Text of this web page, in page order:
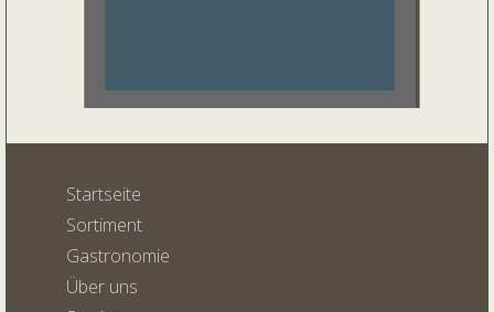
Startseite
Sortiment
Gastronomie
Über uns